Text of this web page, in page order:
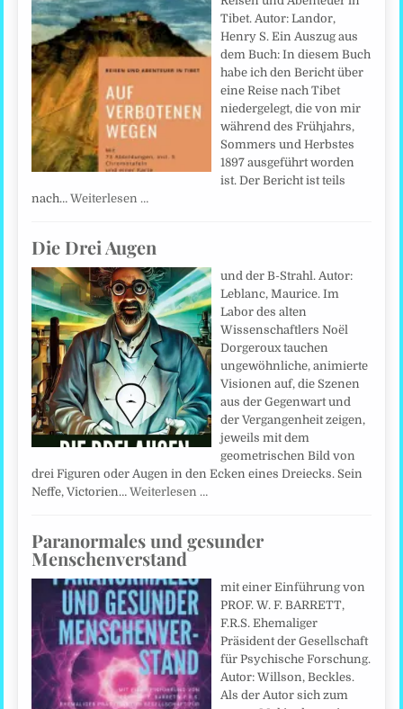
Tibet. Autor: Landor,
Henry S. Ein Auszug aus
dem Buch: In diesem Buch
habe ich den Bericht über
eine Reise nach Tibet
niedergelegt, die von mir
während des Frühjahrs,
Sommers und Herbstes
1897 ausgeführt worden
ist. Der Bericht ist teils
nach…Weiterlesen …
Die Drei Augen
und der B-Strahl. Autor:
Leblanc, Maurice. Im
Labor des alten
Wissenschaftlers Noël
Dorgeroux tauchen
ungewöhnliche, animierte
Visionen auf, die Szenen
aus der Gegenwart und
der Vergangenheit zeigen,
jeweils mit dem
geometrischen Bild von
drei Figuren oder Augen in den Ecken eines Dreiecks. Sein
Neffe, Victorien…Weiterlesen …
Paranormales und gesunder
Menschenverstand
mit einer Einführung von
PROF. W. F. BARRETT,
F.R.S. Ehemaliger
Präsident der Gesellschaft
für Psychische Forschung.
Autor: Willson, Beckles.
Als der Autor sich zum